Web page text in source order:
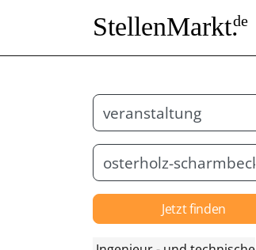
StellenMarkt.de
Jetzt finden